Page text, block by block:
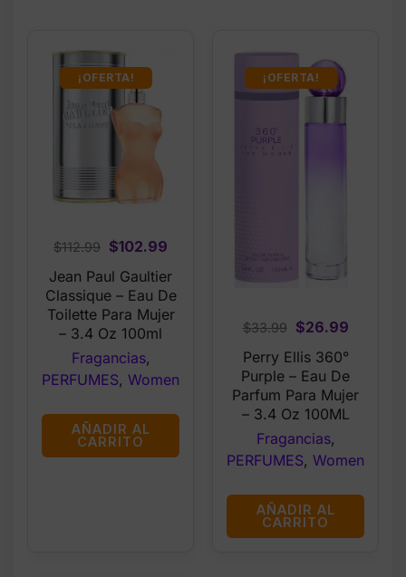
¡OFERTA!
$112.99 Original
price
was:
$112.99.
$102.99
is:
$102.99.
Jean Paul Gaultier
Classique – Eau De
Toilette Para Mujer
– 3.4 Oz 100ml
Fragancias,
PERFUMES, Women
AÑADIR AL
CARRITO
¡OFERTA!
$33.99
Original
price
was:
$33.99.
$26.99Current
price
is:
$26.99.
Perry Ellis 360°
Purple – Eau De
Parfum Para Mujer
– 3.4 Oz 100ML
Fragancias,
PERFUMES, Women
AÑADIR AL
CARRITO